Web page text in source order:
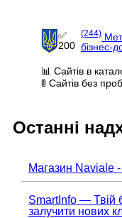
✅
200
(244)
бізнес-
📊 Сайтів в
🚦 Сайтів без
Останні
Магазин Naviale -
SmartInfo — Твій
залучити нових